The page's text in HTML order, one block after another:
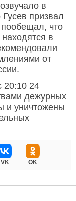
в
призвал
пообещал, что
в
от
20:10 24
дежурных
и уничтожены
VK OK